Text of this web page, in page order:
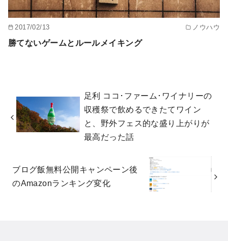
2017/02/13 ノウハウ
勝てないゲームとルールメイキング
足利 ココ･ファーム･ワイナリーの
収穫祭で飲めるできたてワイン
と、野外フェス的な盛り上がりが
最高だった話
ブログ飯無料公開キャンペーン後
のAmazonランキング変化